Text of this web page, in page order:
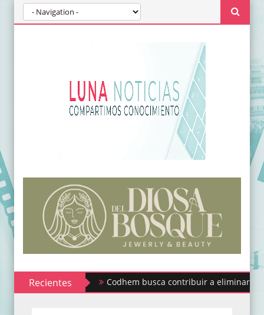
Recientes Codhem busca contribuir a eliminar los